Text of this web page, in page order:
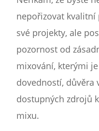
nepořizovat kvalitní
své projekty, ale
pozornost od
mixování, kterými
dovedností, důvěra
dostupných zdrojů
mixu.